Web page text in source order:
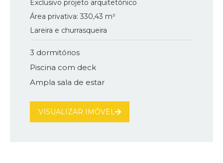
Exclusivo projeto arquitetônico
Área privativa: 330,43 m²
Lareira e churrasqueira
3 dormitórios
Piscina com deck
Ampla sala de estar
VISUALIZAR IMÓVEL